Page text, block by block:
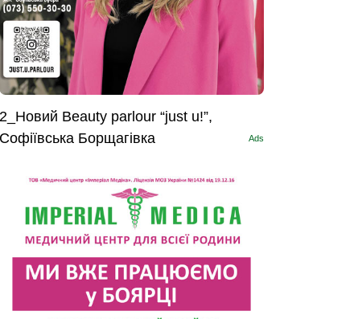
2_Новий Beauty parlour “just u!”,
Софіївська Борщагівка
Ads